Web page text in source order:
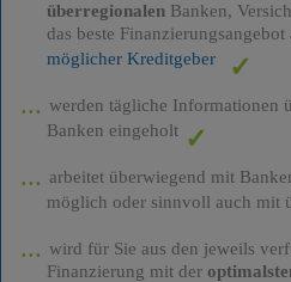
überregionalenBanken,
das beste Finanzierungsangebot
möglicher Kreditgeber
werden tägliche Informationen
Banken eingeholt
arbeitet überwiegend mit
möglich oder sinnvoll auch mit
wird für Sie aus den jeweils
Finanzierung mit der